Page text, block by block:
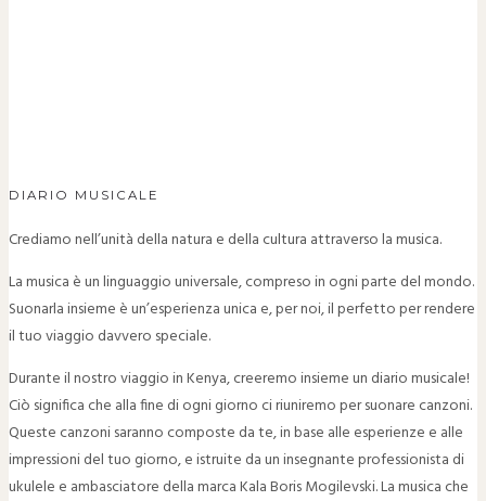
DIARIO MUSICALE
Crediamo nell’unità della natura e della cultura attraverso la musica.
La musica è un linguaggio universale, compreso in ogni parte del mondo.
Suonarla insieme è un’esperienza unica e, per noi, il perfetto per rendere
il tuo viaggio davvero speciale.
Durante il nostro viaggio in Kenya, creeremo insieme un diario musicale!
Ciò significa che alla fine di ogni giorno ci riuniremo per suonare canzoni.
Queste canzoni saranno composte da te, in base alle esperienze e alle
impressioni del tuo giorno, e istruite da un insegnante professionista di
ukulele e ambasciatore della marca Kala Boris Mogilevski. La musica che